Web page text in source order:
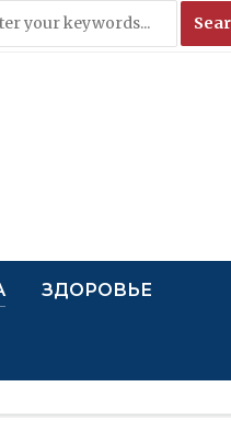
ЗДОРОВЬЕ